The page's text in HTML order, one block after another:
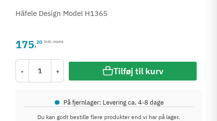
Häfele Design Model H1365
175,20 Inkl. moms
- + Tilføj til kurv
• På fjernlager: Levering ca. 4-8 dage
Du kan godt bestille flere produkter end vi har på lager.